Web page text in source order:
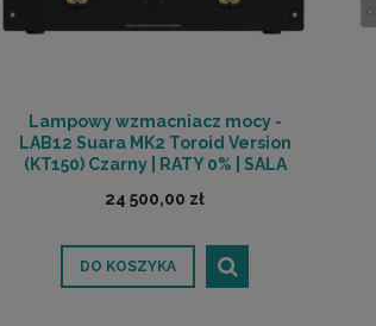
Lampowy wzmacniacz mocy -
LAB12 Suara MK2 Toroid Version
(KT150) Czarny | RATY 0% | SALA
24 500,00 zł
DO KOSZYKA